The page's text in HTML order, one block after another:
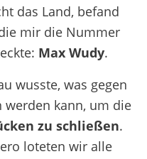
das Land, befand
mir die Nummer
Max Wudy.
wusste, was gegen
kann, um die
zu schließen.
loteten wir alle